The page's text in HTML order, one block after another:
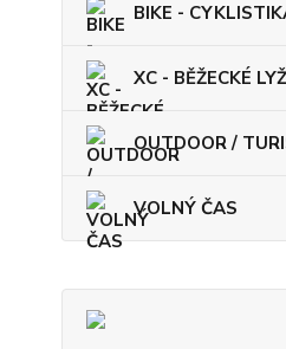
BIKE -
XC - BĚŽECKÉ
OUTDOOR /
VOLNÝ ČAS